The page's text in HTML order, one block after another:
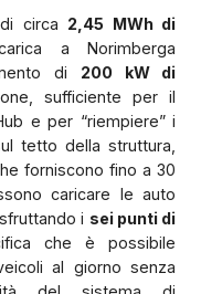
circa 2,45 MWh di
a Norimberga
di 200 kW di
sufficiente per il
e per “riempiere” i
tetto della struttura,
forniscono fino a 30
caricare le auto
i sei punti di
che è possibile
al giorno senza